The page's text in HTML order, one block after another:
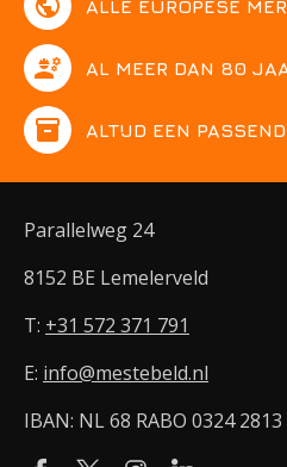
public ALLE EUROPESE
engineering AL MEER DAN 80
inventory ALTIJD EEN
Parallelweg 24
8152 BE Lemelerveld
T: +31 572 371 791
E: info@mestebeld.nl
IBAN: NL 68 RABO 0324 2813